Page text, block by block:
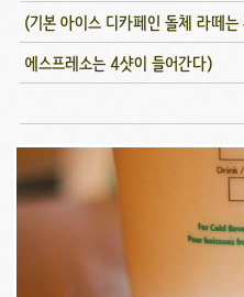
(기본 아이스 디카페인 돌체 라떼
에스프레소는 4샷이 들어간다)